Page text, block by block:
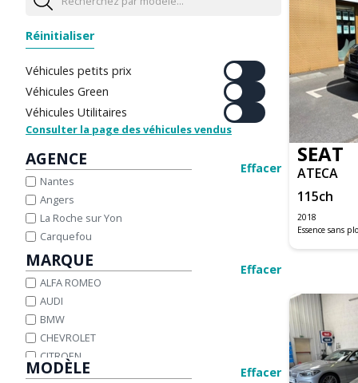
Réinitialiser
Véhicules petits prix
Véhicules Green
Véhicules Utilitaires
Consulter la page des véhicules vendus
AGENCE Effacer
Nantes
Angers
La Roche sur Yon
Carquefou
MARQUE Effacer
ALFA ROMEO
AUDI
BMW
CHEVROLET
CITROEN
DACIA
MODÈLE Effacer
SEAT
ATECA
115ch
2018
Essence sans